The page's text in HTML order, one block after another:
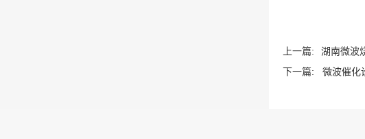
上一篇:
湖南微波
下一篇:
微波催化